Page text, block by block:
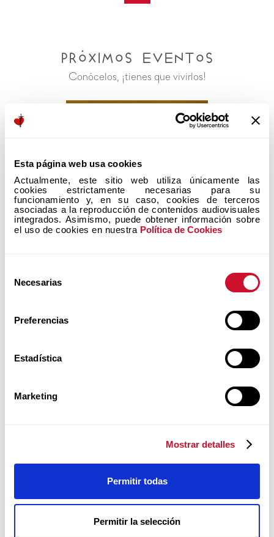
Esta página web usa cookies
Actualmente, este sitio web utiliza únicamente las
cookies estrictamente necesarias para su
funcionamiento y, en su caso, cookies de terceros
asociadas a la reproducción de contenidos audiovisuales
integrados. Asimismo, puede obtener información sobre
el uso de cookies en nuestra Política de Cookies
Necesarias
Preferencias
Estadística
Marketing
Mostrar detalles
Permitir todas
Permitir la selección
Próximos Eventos
Conócelos, ¡tienes que vivirlos!
Curso presencial
sumar y ser comunión
ENCUENTRA AQUÍ A
QUIENES COMUNICAN